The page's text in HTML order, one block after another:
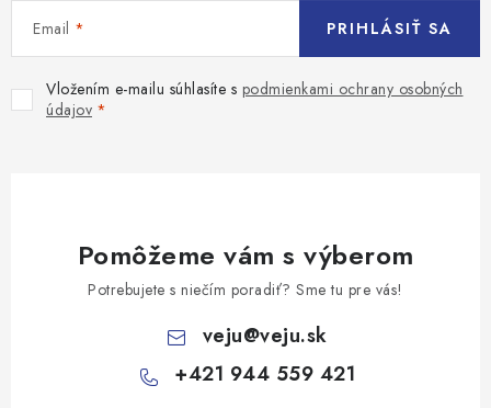
Email
Vložením e-mailu súhlasíte s podmienkami ochrany osobných
údajov
PRIHLÁSIŤ SA
Pomôžeme vám s výberom
Potrebujete s niečím poradiť? Sme tu pre vás!
veju@veju.sk
+421 944 559 421